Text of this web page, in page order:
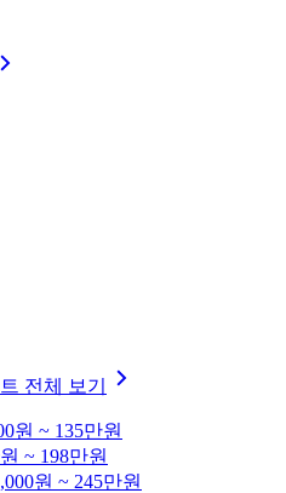
전체 보기
원 ~ 135만원
~ 198만원
원 ~ 245만원